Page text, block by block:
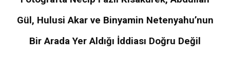
Gül, Hulusi Akar ve Binyamin Netenyahu’nun
Bir Arada Yer Aldığı İddiası Doğru Değil